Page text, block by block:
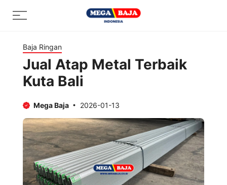
Menu
Baja Ringan
Jual Atap Metal Terbaik
Kuta Bali
Mega Baja 2026-01-13